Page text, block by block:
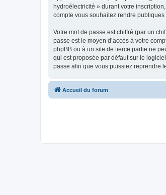
hydroélectricité » durant votre
compte vous souhaitez rendre
Votre mot de passe est chiffré (par un
passe est le moyen d’accès à votre
phpBB ou à un site de tierce partie ne
qui est proposée par défaut sur le
passe afin que vous puissiez reprendre
Accueil du forum